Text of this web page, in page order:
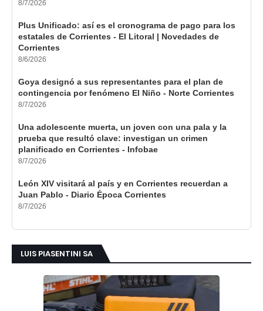
8/7/2026
Plus Unificado: así es el cronograma de pago para los
estatales de Corrientes - El Litoral | Novedades de
Corrientes
8/6/2026
Goya designó a sus representantes para el plan de
contingencia por fenómeno El Niño - Norte Corrientes
8/7/2026
Una adolescente muerta, un joven con una pala y la
prueba que resultó clave: investigan un crimen
planificado en Corrientes - Infobae
8/7/2026
León XIV visitará al país y en Corrientes recuerdan a
Juan Pablo - Diario Época Corrientes
8/7/2026
LUIS PIASENTINI SA